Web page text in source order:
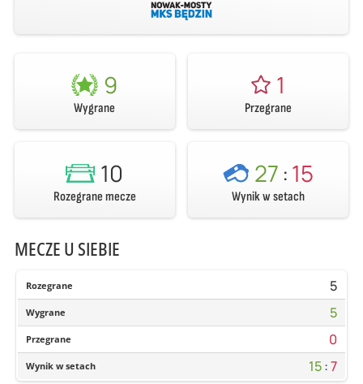
9
Wygrane
1
Przegrane
10
Rozegrane mecze
27 :15
Wynik w setach
MECZE U SIEBIE
Rozegrane 5
Wygrane 5
Przegrane 0
Wynik w setach 15:7